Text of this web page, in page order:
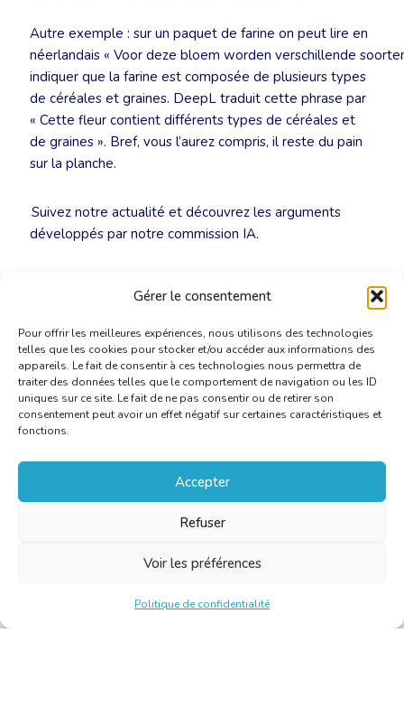
Gérer le consentement
Pour offrir les meilleures expériences, nous utilisons des technologies
telles que les cookies pour stocker et/ou accéder aux informations des
appareils. Le fait de consentir à ces technologies nous permettra de
traiter des données telles que le comportement de navigation ou les ID
uniques sur ce site. Le fait de ne pas consentir ou de retirer son
consentement peut avoir un effet négatif sur certaines caractéristiques et
fonctions.
Accepter
Refuser
Voir les préférences
Politique de confidentialité
Autre exemple : sur un paquet de farine on peut lire en
néerlandais « Voor deze bloem worden verschillende
indiquer que la farine est composée de plusieurs types
de céréales et graines. DeepL traduit cette phrase par
« Cette fleur contient différents types de céréales et
de graines ». Bref, vous l’aurez compris, il reste du pain
sur la planche.
Suivez notre actualité et découvrez les arguments
développés par notre commission IA.